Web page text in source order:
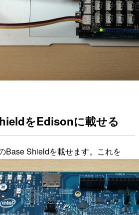
をEdisonに載せる
Base Shieldを載せます。これを